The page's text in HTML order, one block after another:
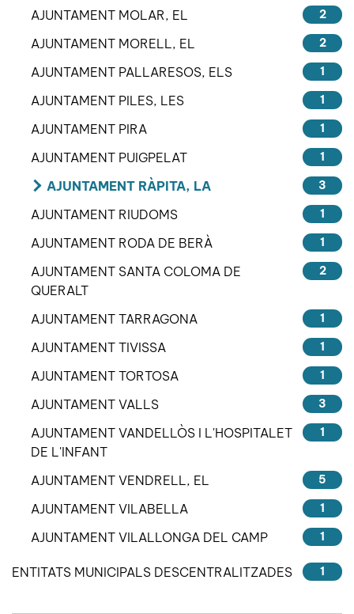
AJUNTAMENT MOLAR, EL 2
AJUNTAMENT MORELL, EL 2
AJUNTAMENT PALLARESOS, ELS 1
AJUNTAMENT PILES, LES 1
AJUNTAMENT PIRA 1
AJUNTAMENT PUIGPELAT 1
AJUNTAMENT RÀPITA, LA 3
AJUNTAMENT RIUDOMS 1
AJUNTAMENT RODA DE BERÀ 1
AJUNTAMENT SANTA COLOMA DE
QUERALT
2
AJUNTAMENT TARRAGONA 1
AJUNTAMENT TIVISSA 1
AJUNTAMENT TORTOSA 1
AJUNTAMENT VALLS 3
AJUNTAMENT VANDELLÒS I L'HOSPITALET
DE L'INFANT
1
AJUNTAMENT VENDRELL, EL 5
AJUNTAMENT VILABELLA 1
AJUNTAMENT VILALLONGA DEL CAMP 1
ENTITATS MUNICIPALS DESCENTRALITZADES 1